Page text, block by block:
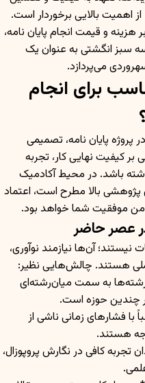
اهمیت بالایی برخوردار است.
و قیمت انجام پایان نامه،
انگشتی به عنوان یک
می‌پردازد.
برای انجام
پایان نامه، تصمیمی
بر کیفیت نهایی کار، تجربه
باشد. در محیط آکادمیک
پژوهشی بالا مطرح است، اعتماد
موفقیت شما خواهد بود.
عصر حاضر
نیستند؛ آن‌ها نیازمند نوآوری،
هستند. چالش‌هایی نظیر:
به سمت میان‌رشته‌ای
چندین حوزه است.
فشارهای زمانی ناشی از
هستند.
کافی در نگارش پروپوزال،